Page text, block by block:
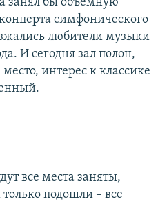
симфонического
любители музыки
И сегодня зал полон,
интерес к классике
все места заняты,
подошли – все